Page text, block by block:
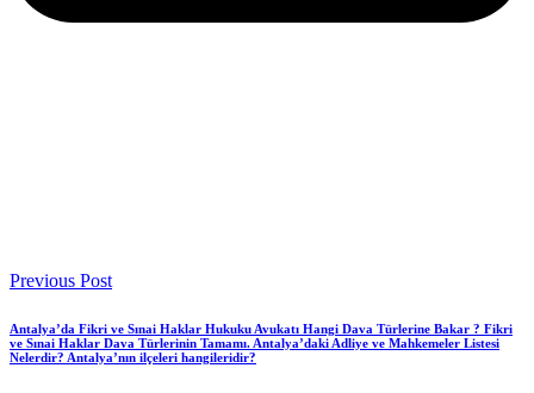
Previous Post
Antalya’da Fikri ve Sınai Haklar Hukuku Avukatı Hangi Dava Türlerine Bakar ? Fikri
ve Sınai Haklar Dava Türlerinin Tamamı. Antalya’daki Adliye ve Mahkemeler Listesi
Nelerdir? Antalya’nın ilçeleri hangileridir?